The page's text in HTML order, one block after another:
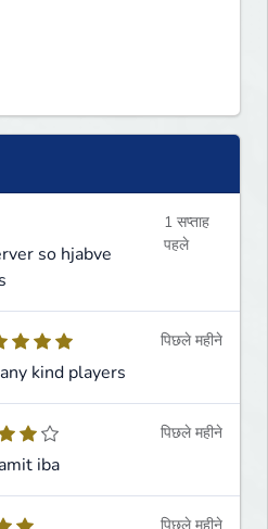
so hjabve
1 सप्ताह
पहले
kind players
पिछले महीने
iba
पिछले महीने
पिछले महीने